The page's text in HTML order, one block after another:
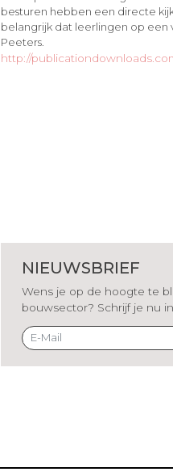
besturen hebben een directe
belangrijk dat leerlingen op een
Peeters.
http://
NIEUWSBRIEF
Wens je op de hoogte te
bouwsector? Schrijf je nu